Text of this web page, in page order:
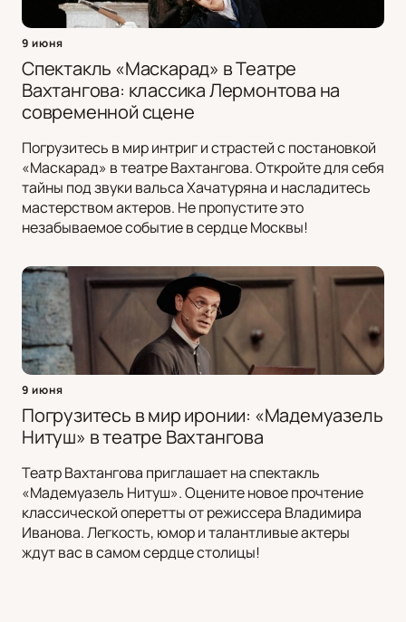
9 июня
Спектакль «Маскарад» в Театре
Вахтангова: классика Лермонтова на
современной сцене
Погрузитесь в мир интриг и страстей с постановкой
«Маскарад» в театре Вахтангова. Откройте для себя
тайны под звуки вальса Хачатуряна и насладитесь
мастерством актеров. Не пропустите это
незабываемое событие в сердце Москвы!
9 июня
Погрузитесь в мир иронии: «Мадемуазель
Нитуш» в театре Вахтангова
Театр Вахтангова приглашает на спектакль
«Мадемуазель Нитуш». Оцените новое прочтение
классической оперетты от режиссера Владимира
Иванова. Легкость, юмор и талантливые актеры
ждут вас в самом сердце столицы!